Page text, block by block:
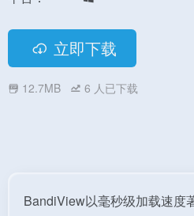
立即下载
12.7MB 6 人已下载
BandiView以毫秒级加载速度